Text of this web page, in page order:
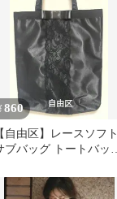
860
【自由区】レースソフト
ブバッグ トートバッグ